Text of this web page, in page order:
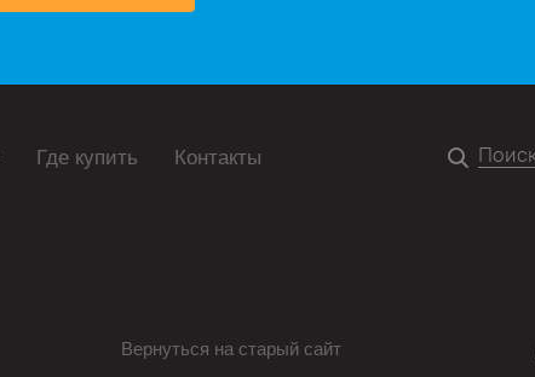
Где купить Контакты
Вернуться на старый сайт